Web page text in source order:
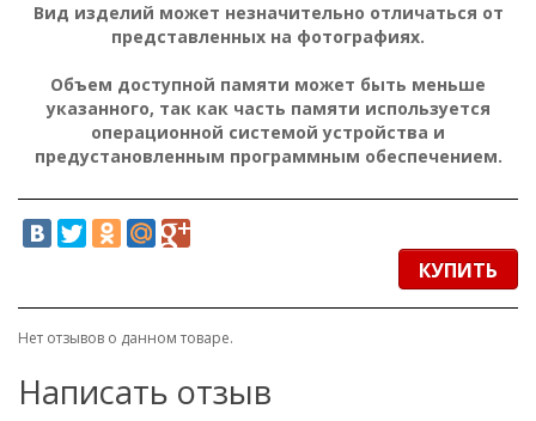
Вид изделий может незначительно отличаться от
представленных на фотографиях.
Объем доступной памяти может быть меньше
указанного, так как часть памяти используется
операционной системой устройства и
предустановленным программным обеспечением.
КУПИТЬ
Нет отзывов о данном товаре.
Написать отзыв